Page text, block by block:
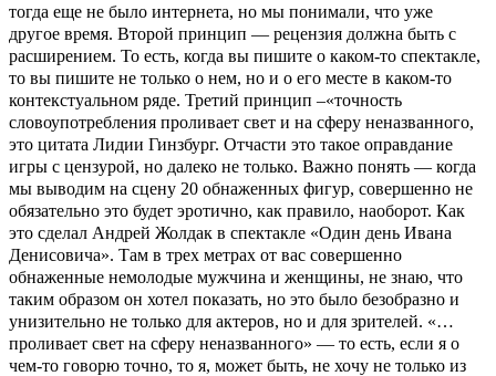
тогда еще не было интернета, но мы понимали, что уже
другое время. Второй принцип — рецензия должна быть с
расширением. То есть, когда вы пишите о каком-то спектакле,
то вы пишите не только о нем, но и о его месте в каком-то
контекстуальном ряде. Третий принцип –«точность
словоупотребления проливает свет и на сферу неназванного,
это цитата Лидии Гинзбург. Отчасти это такое оправдание
игры с цензурой, но далеко не только. Важно понять — когда
мы выводим на сцену 20 обнаженных фигур, совершенно не
обязательно это будет эротично, как правило, наоборот. Как
это сделал Андрей Жолдак в спектакле «Один день Ивана
Денисовича». Там в трех метрах от вас совершенно
обнаженные немолодые мужчина и женщины, не знаю, что
таким образом он хотел показать, но это было безобразно и
унизительно не только для актеров, но и для зрителей. «…
проливает свет на сферу неназванного» — то есть, если я о
чем-то говорю точно, то я, может быть, не хочу не только из